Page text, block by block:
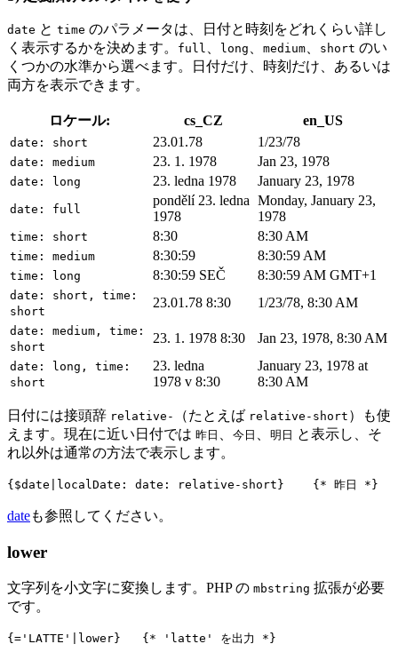
date と time のパラメータは、日付と時刻をどれくらい詳し
く表示するかを決めます。
full long medium short のい
くつかの水準から選べます。日付だけ、時刻だけ、あるいは
両方を表示できます。
ロケール: cs_CZ en_US
date: short 23.01.78 1/23/78
date: medium 23. 1. 1978 Jan 23, 1978
date: long 23. ledna 1978 January 23, 1978
date: full
pondělí 23. ledna
1978
Monday, January 23,
1978
time: short 8:30 8:30 AM
time: medium 8:30:59 8:30:59 AM
time: long 8:30:59 SEČ 8:30:59 AM GMT+1
date: short, time:
short
23.01.78 8:30 1/23/78, 8:30 AM
date: medium, time:
short
23. 1. 1978 8:30 Jan 23, 1978, 8:30 AM
date: long, time:
short
23. ledna
1978 v 8:30
January 23, 1978 at
8:30 AM
日付には接頭辞 relative- （たとえば relative-short ）も使
えます。現在に近い日付では 昨日 今日 明日 と表示し、そ
れ以外は通常の方法で表示します。
dateも参照してください。
lower
文字列を小文字に変換します。PHP の mbstring 拡張が必要
です。